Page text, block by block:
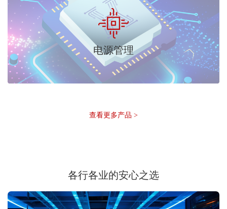
电源管理
查看更多产品 >
各行各业的安心之选